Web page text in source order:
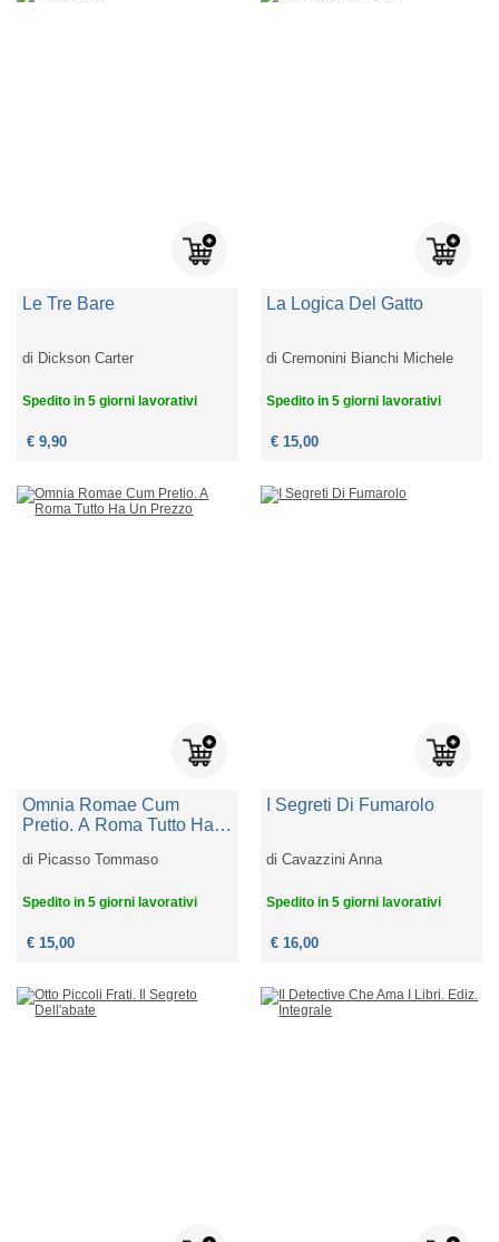
Le Tre Bare
di Dickson Carter
Spedito in 5 giorni lavorativi
€ 9,90
La Logica Del Gatto
diCremonini Bianchi Michele
Spedito in 5 giorni lavorativi
€ 15,00
Omnia Romae Cum
Pretio. A Roma Tutto Ha
di Picasso Tommaso
Spedito in 5 giorni lavorativi
€ 15,00
I Segreti Di Fumarolo
diCavazzini Anna
Spedito in 5 giorni lavorativi
€ 16,00